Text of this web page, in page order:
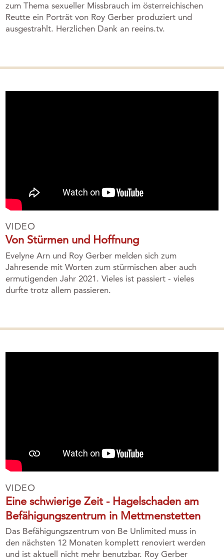
zum Thema sexueller Missbrauch im österreichischen
Reutte ein Porträt von Roy Gerber produziert und
ausgestrahlt. Herzlichen Dank an reeins.tv.
VIDEO
Von Stürmen und Hoffnung
Evelyne Arn und Roy Gerber melden sich zum
Jahresende mit Worten zum stürmischen aber auch
ermutigenden Jahr 2021. Vieles ist passiert - vieles
durfte trotz allem passieren.
VIDEO
Eine schwierige Zeit - Hagelschaden am
Befähigungszentrum in Mettmenstetten
Das Befähigungszentrum von Be Unlimited muss in
den nächsten 12 Monaten komplett renoviert werden
und ist aktuell nicht mehr benutzbar. Roy Gerber